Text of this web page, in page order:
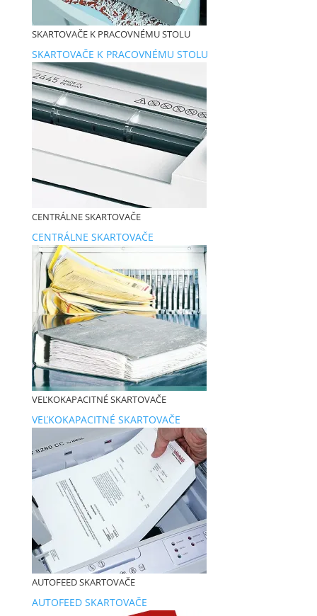
SKARTOVAČE K PRACOVNÉMU STOLU
SKARTOVAČE K PRACOVNÉMU STOLU
CENTRÁLNE SKARTOVAČE
CENTRÁLNE SKARTOVAČE
VEĽKOKAPACITNÉ SKARTOVAČE
VEĽKOKAPACITNÉ SKARTOVAČE
AUTOFEED SKARTOVAČE
AUTOFEED SKARTOVAČE